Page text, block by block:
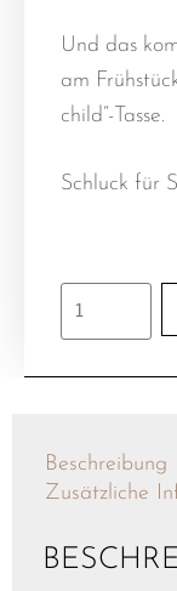
Und das
am
child“-Tasse.
Schluck für
Beschreibung
Zusätzliche